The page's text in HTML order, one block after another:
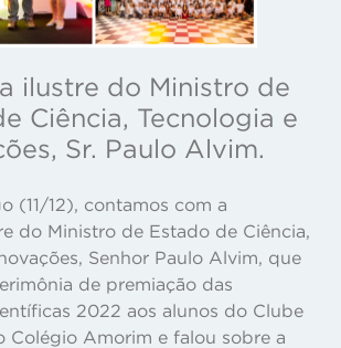
ilustre do Ministro de
Ciência, Tecnologia e
Sr. Paulo Alvim.
(11/12), contamos com a
do Ministro de Estado de Ciência,
Senhor Paulo Alvim, que
de premiação das
2022 aos alunos do Clube
Colégio Amorim e falou sobre a